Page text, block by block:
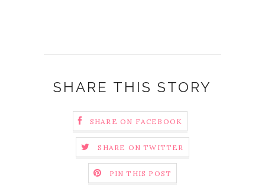
SHARE THIS STORY
SHARE ON FACEBOOK
SHARE ON TWITTER
PIN THIS POST